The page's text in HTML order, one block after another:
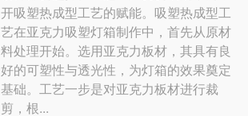
开吸塑热成型工艺的赋能。吸塑热成型工
艺在亚克力吸塑灯箱制作中，首先从原材
料处理开始。选用亚克力板材，其具有良
好的可塑性与透光性，为灯箱的效果奠定
基础。工艺一步是对亚克力板材进行裁
剪，根...